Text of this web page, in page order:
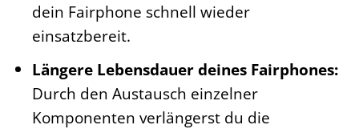
dein Fairphone schnell wieder
einsatzbereit.
Längere Lebensdauer deines Fairphones:
Durch den Austausch einzelner
Komponenten verlängerst du die